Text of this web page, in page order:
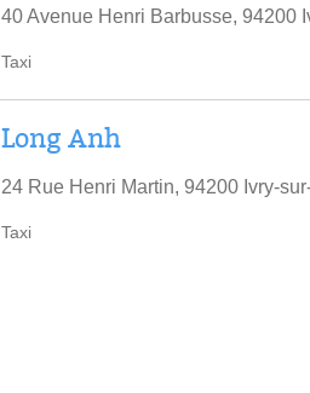
40 Avenue Henri Barbusse, 94200
Taxi
Long Anh
24 Rue Henri Martin, 94200 Ivry-
Taxi